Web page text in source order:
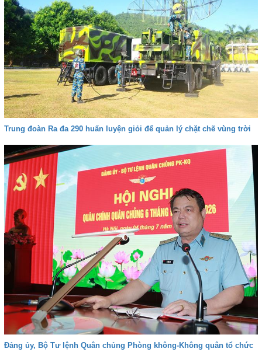
Trung đoàn Ra đa 290 huấn luyện giỏi để quản lý chặt chẽ vùng trời
Đảng ủy, Bộ Tư lệnh Quân chủng Phòng không-Không quân tổ chức